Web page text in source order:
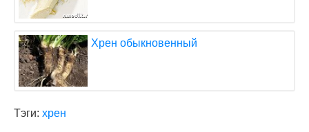
Хрен обыкновенный
Тэги: хрен